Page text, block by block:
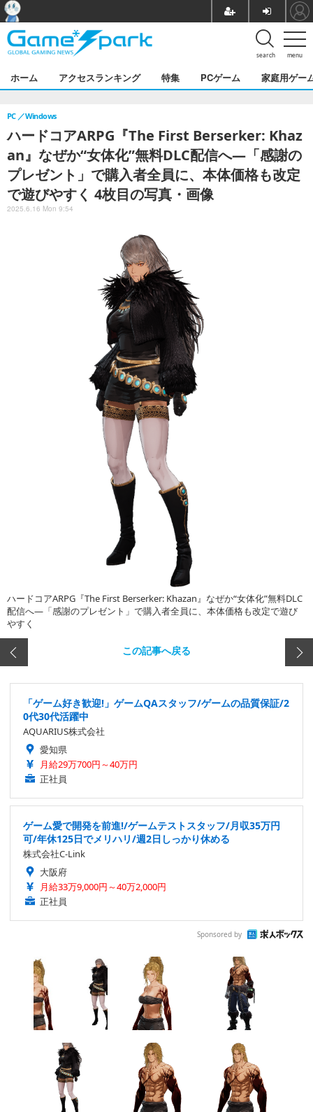
menu
search
ホーム アクセスランキング 特集 PCゲーム 家庭用ゲー
ハードコアARPG『The First Berserker: Khaz
an』なぜか“女体化”無料DLC配信へ―「感謝の
プレゼント」で購入者全員に、本体価格も改定
で遊びやすく 4枚目の写真・画像
PC Windows
2025.6.16 Mon 9:54
ハードコアARPG『The First Berserker: Khazan』なぜか“女体化”無料DLC
配信へ―「感謝のプレゼント」で購入者全員に、本体価格も改定で遊び
やすく
この記事へ戻る
「ゲーム好き歓迎!」ゲームQAスタッフ/ゲームの品質保証/2
0代30代活躍中
AQUARIUS株式会社
愛知県
月給29万700円～40万円
正社員
ゲーム愛で開発を前進!/ゲームテストスタッフ/月収35万円
可/年休125日でメリハリ/週2日しっかり休める
株式会社C-Link
大阪府
月給33万9,000円～40万2,000円
正社員
Sponsored by